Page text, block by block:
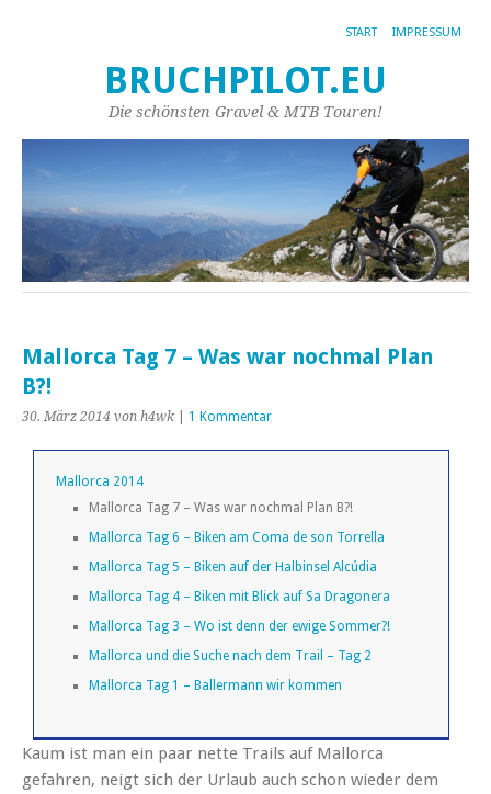
START IMPRESSUM
BRUCHPILOT.EU
Die schönsten Gravel & MTB Touren!
Mallorca Tag 7 – Was war nochmal Plan
B?!
30. März 2014 von h4wk 1 Kommentar
Mallorca 2014
Mallorca Tag 7 – Was war nochmal Plan B?!
Mallorca Tag 6 – Biken am Coma de son Torrella
Mallorca Tag 5 – Biken auf der Halbinsel Alcúdia
Mallorca Tag 4 – Biken mit Blick auf Sa Dragonera
Mallorca Tag 3 – Wo ist denn der ewige Sommer?!
Mallorca und die Suche nach dem Trail – Tag 2
Mallorca Tag 1 – Ballermann wir kommen
Kaum ist man ein paar nette Trails auf Mallorca
gefahren, neigt sich der Urlaub auch schon wieder dem